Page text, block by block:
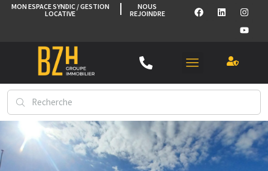
MON ESPACE SYNDIC / GESTION
LOCATIVE
NOUS
REJOINDRE